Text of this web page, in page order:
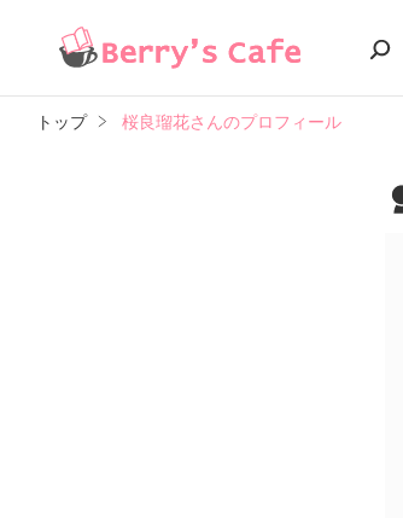
トップ 桜良瑠花さんのプロフィール